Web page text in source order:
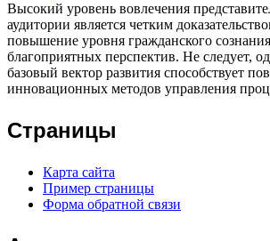
Высокий уровень вовлечения
аудитории является четким
повышение уровня гражданского сознания
благоприятных перспектив. Не следует,
базовый вектор развития способствует
инновационных методов управления
Страницы
Карта сайта
Пример страницы
Форма обратной связи